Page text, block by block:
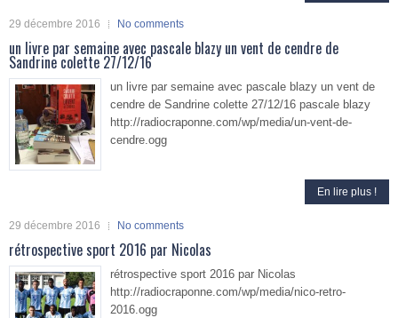
29 décembre 2016 No comments
un livre par semaine avec pascale blazy un vent de cendre de
Sandrine colette 27/12/16
un livre par semaine avec pascale blazy un vent de
cendre de Sandrine colette 27/12/16 pascale blazy
http://radiocraponne.com/wp/media/un-vent-de-
cendre.ogg
En lire plus !
29 décembre 2016 No comments
rétrospective sport 2016 par Nicolas
rétrospective sport 2016 par Nicolas
http://radiocraponne.com/wp/media/nico-retro-
2016.ogg